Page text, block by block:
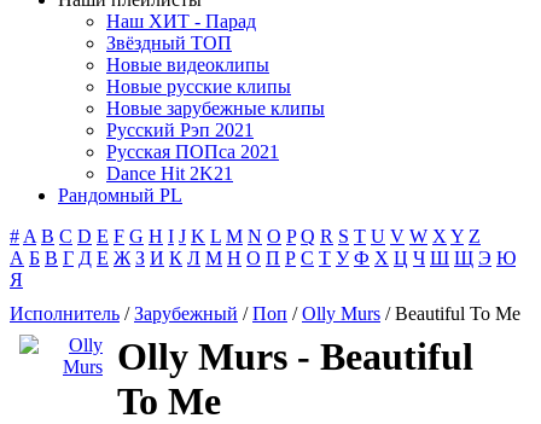
Наш ХИТ - Парад
Звёздный ТОП
Новые видеоклипы
Новые русские клипы
Новые зарубежные клипы
Русский Рэп 2021
Русская ПОПса 2021
Dance Hit 2K21
Рандомный PL
# A B C D E F G H I J K L M N O P Q R S T U V W X Y Z
А Б В Г Д Е Ж З И К Л М Н О П Р С Т У Ф Х Ц Ч Ш Щ Э Ю
Я
Исполнитель /Зарубежный /Поп /Olly Murs / Beautiful To Me
Olly Murs - Beautiful
To Me